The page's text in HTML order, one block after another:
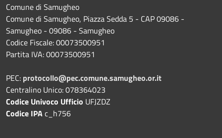
Comune di Samugheo
Comune di Samugheo, Piazza Sedda 5 - CAP 09086 -
Samugheo - 09086 - Samugheo
Codice Fiscale: 00073500951
Partita IVA: 00073500951
PEC: protocollo@pec.comune.samugheo.or.it
Centralino Unico: 078364023
Codice Univoco Ufficio UFJZDZ
Codice IPAc_h756